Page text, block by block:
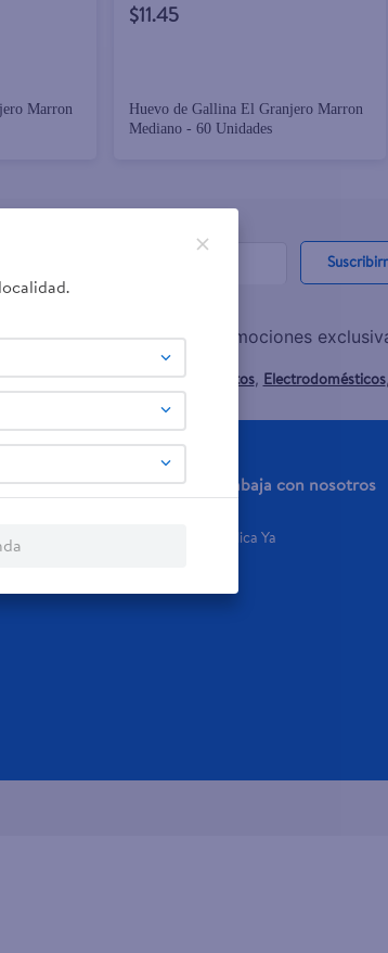
Marron
$11.45
Huevo de Gallina El Granjero Marron
Mediano - 60 Unidades
el envío de noticias y promociones
,Pantallas,Antigripales,Suplementos, Electrodomésticos,
Xiaomi,Celulares Honor.
de Crédito
Trabaja con nosotros
Aplica Ya